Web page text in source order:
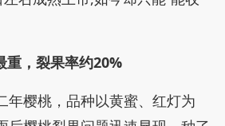
重，裂果率约20%
年樱桃，品种以黄蜜、红灯为